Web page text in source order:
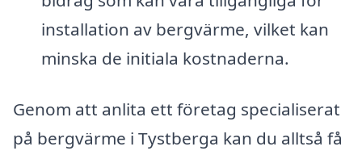
installation av bergvärme, vilket kan
minska de initiala kostnaderna.
Genom att anlita ett företag specialiserat
på bergvärme i Tystberga kan du alltså få